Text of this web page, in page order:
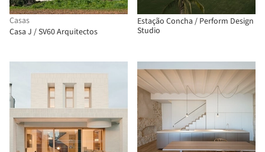
Casas
Casa J / SV60 Arquitectos
Estação Concha / Perform Design
Studio